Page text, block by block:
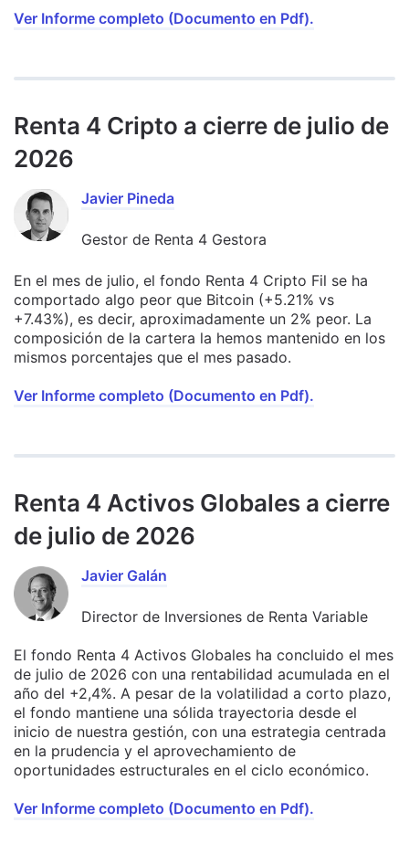
Ver Informe completo (Documento en Pdf).
Renta 4 Cripto a cierre de julio de
2026
Javier Pineda
Gestor de Renta 4 Gestora
En el mes de julio, el fondo Renta 4 Cripto Fil se ha
comportado algo peor que Bitcoin (+5.21% vs
+7.43%), es decir, aproximadamente un 2% peor. La
composición de la cartera la hemos mantenido en los
mismos porcentajes que el mes pasado.
Ver Informe completo (Documento en Pdf).
Renta 4 Activos Globales a cierre
de julio de 2026
Javier Galán
Director de Inversiones de Renta Variable
El fondo Renta 4 Activos Globales ha concluido el mes
de julio de 2026 con una rentabilidad acumulada en el
año del +2,4%. A pesar de la volatilidad a corto plazo,
el fondo mantiene una sólida trayectoria desde el
inicio de nuestra gestión, con una estrategia centrada
en la prudencia y el aprovechamiento de
oportunidades estructurales en el ciclo económico.
Ver Informe completo (Documento en Pdf).